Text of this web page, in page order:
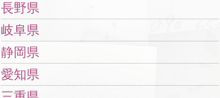
長野県
岐阜県
静岡県
愛知県